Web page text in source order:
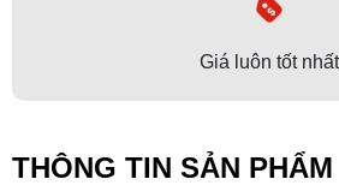
Giá luôn tốt nhất
THÔNG TIN SẢN PHẨM